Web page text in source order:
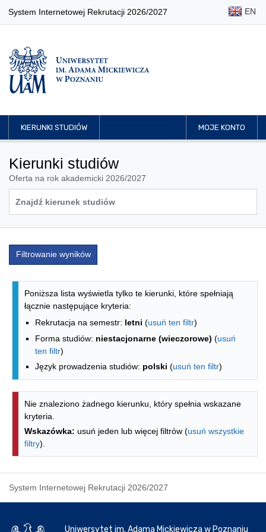
System Internetowej Rekrutacji 2026/2027 EN
KIERUNKI STUDIÓW MOJE KONTO
Kierunki studiów
Oferta na rok akademicki 2026/2027
Filtrowanie wyników
Lista kierunków - spis według
Poniższa lista wyświetla tylko te kierunki, które spełniają
łącznie następujące kryteria:
Rekrutacja na semestr: letni (usuń ten filtr)
Forma studiów: niestacjonarne (wieczorowe) (usuń
ten filtr)
Język prowadzenia studiów: polski (usuń ten filtr)
Nie znaleziono żadnego kierunku, który spełnia wskazane
kryteria.
Wskazówka: usuń jeden lub więcej filtrów (usuń wszystkie
filtry).
System Internetowej Rekrutacji 2026/2027
Uniwersytet im. Adama Mickiewicza w Poznaniu